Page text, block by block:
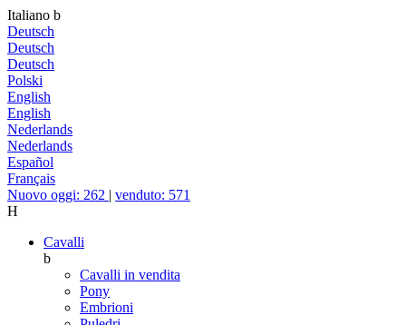
Italiano b
Deutsch
Deutsch
Deutsch
Polski
English
English
Nederlands
Nederlands
Español
Français
Nuovo oggi: 262 | venduto: 571
H
Cavalli
b
Cavalli in vendita
Pony
Embrioni